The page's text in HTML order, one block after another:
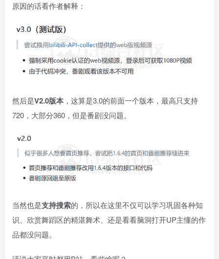
原因的话看作者解释：
然后是V2.0版本，这算是3.0的前面一个版本，最高只支持
720，大部分360，但是番剧没问题。
当然也是支持搜索的，所以在这里不仅可以学习巩固各种知
识、欣赏舞蹈区的精湛舞术、还是看看脑洞打开UP主懂的作
品都没问题。